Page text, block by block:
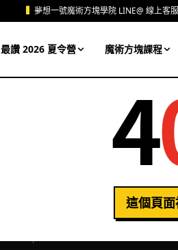
夢想一號魔術方塊學院 LINE@ 線上客服
最讚 2026 夏令營 魔術方塊課程
4
這個頁面